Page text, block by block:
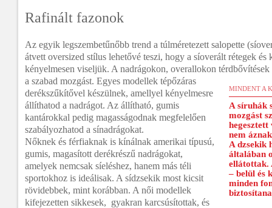
Rafinált fazonok
Az egyik legszembetűnőbb trend a túlméretezett salopette
átvett oversized stílus lehetővé teszi, hogy a síoverált rétegek és
kényelmesen viseljük. A nadrágokon, overallokon térdbővítések
MINDENT A
A síruhák
mozgást
nem
A dzsekik
általában
ellátottak.
– belül és
minden
a szabad mozgást. Egyes modellek tépőzáras
derékszűkítővel készülnek, amellyel kényelmesre
állíthatod a nadrágot. Az állítható, gumis
kantárokkal pedig magasságodnak megfelelően
szabályozhatod a sínadrágokat.
Nőknek és férfiaknak is kínálnak amerikai típusú,
gumis, magasított derékrészű nadrágokat,
amelyek nemcsak síeléshez, hanem más téli
sportokhoz is ideálisak. A sídzsekik most kicsit
rövidebbek, mint korábban. A női modellek
kifejezetten sikkesek, gyakran karcsúsítottak, és